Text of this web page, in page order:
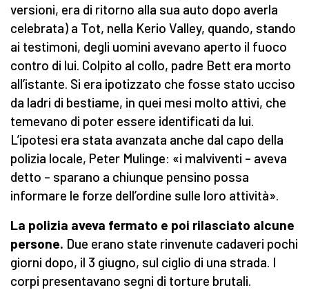
versioni, era di ritorno alla sua auto dopo averla
celebrata) a Tot, nella Kerio Valley, quando, stando
ai testimoni, degli uomini avevano aperto il fuoco
contro di lui. Colpito al collo, padre Bett era morto
all’istante. Si era ipotizzato che fosse stato ucciso
da ladri di bestiame, in quei mesi molto attivi, che
temevano di poter essere identificati da lui.
L’ipotesi era stata avanzata anche dal capo della
polizia locale, Peter Mulinge: «i malviventi – aveva
detto – sparano a chiunque pensino possa
informare le forze dell’ordine sulle loro attività».
La polizia aveva fermato e poi rilasciato alcune
persone. Due erano state rinvenute cadaveri pochi
giorni dopo, il 3 giugno, sul ciglio di una strada. I
corpi presentavano segni di torture brutali.